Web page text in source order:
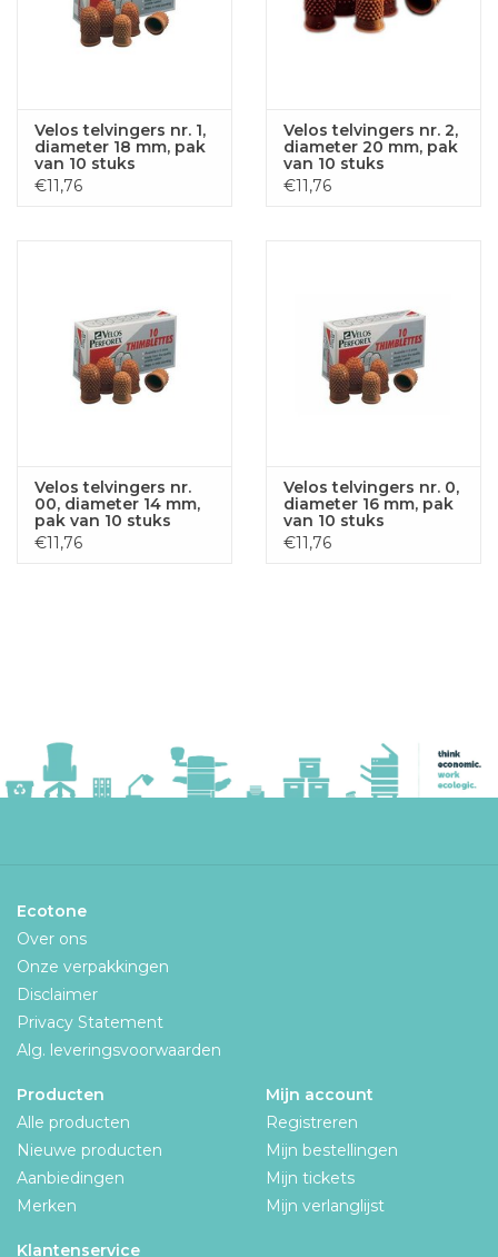
Velos telvingers nr. 1,
diameter 18 mm, pak
van 10 stuks
€11,76
Velos telvingers nr. 2,
diameter 20 mm, pak
van 10 stuks
€11,76
Velos telvingers nr.
00, diameter 14 mm,
pak van 10 stuks
€11,76
Velos telvingers nr. 0,
diameter 16 mm, pak
van 10 stuks
€11,76
Ecotone
Over ons
Onze verpakkingen
Disclaimer
Privacy Statement
Alg. leveringsvoorwaarden
Producten
Alle producten
Nieuwe producten
Aanbiedingen
Merken
Mijn account
Registreren
Mijn bestellingen
Mijn tickets
Mijn verlanglijst
Klantenservice